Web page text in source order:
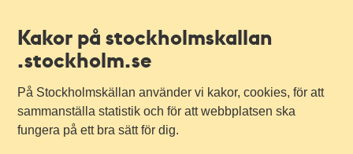
Kakor på stockholmskallan
.stockholm.se
På Stockholmskällan använder vi kakor, cookies, för att
sammanställa statistik och för att webbplatsen ska
fungera på ett bra sätt för dig.